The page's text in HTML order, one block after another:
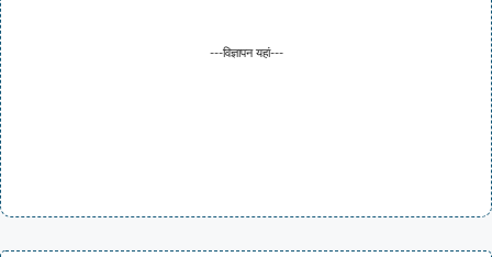
---विज्ञापन यहां---